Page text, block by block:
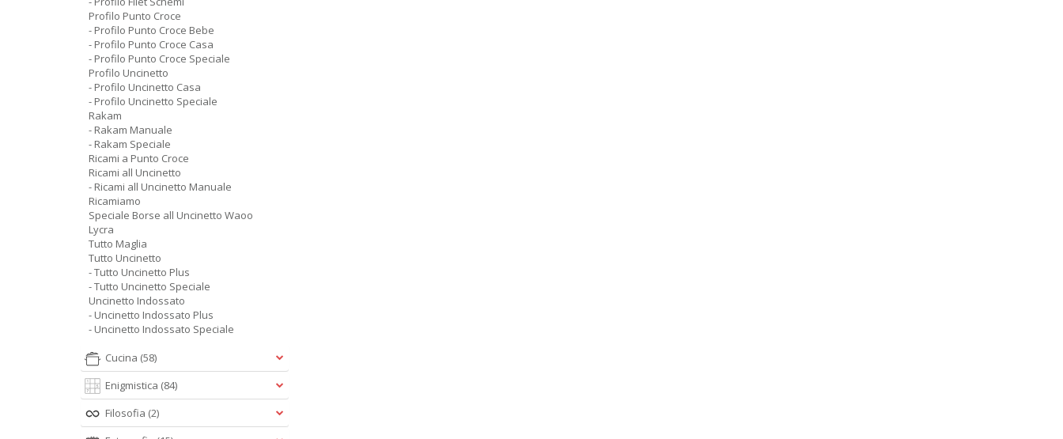
Profilo Punto Croce
- Profilo Punto Croce Bebe
- Profilo Punto Croce Casa
- Profilo Punto Croce Speciale
Profilo Uncinetto
- Profilo Uncinetto Casa
- Profilo Uncinetto Speciale
Rakam
- Rakam Manuale
- Rakam Speciale
Ricami a Punto Croce
Ricami all Uncinetto
- Ricami all Uncinetto Manuale
Ricamiamo
Speciale Borse all Uncinetto Waoo
Lycra
Tutto Maglia
Tutto Uncinetto
- Tutto Uncinetto Plus
- Tutto Uncinetto Speciale
Uncinetto Indossato
- Uncinetto Indossato Plus
- Uncinetto Indossato Speciale
Cucina (58)
Enigmistica (84)
Filosofia (2)